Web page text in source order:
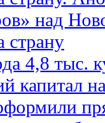
над
страну
4,8 тыс.
капитал